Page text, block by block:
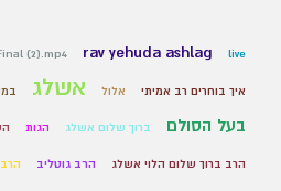
live
rav yehuda ashlag
(2).mp4
איך בוחרים רב אמיתי אלול אשלג
בעל הסולם ברוך שלום אשלג הגות
הרב ברוך שלום הלוי אשלג הרב גוטליב